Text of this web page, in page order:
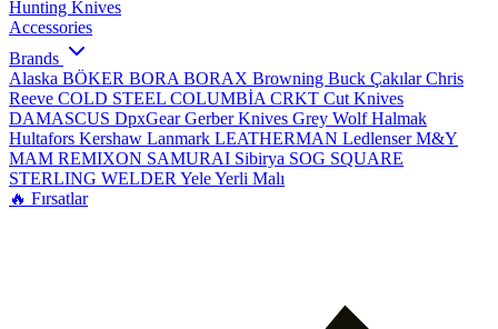
Hunting Knives
Accessories
Brands
Alaska BÖKER BORA BORAX Browning Buck ÇakılarChris
Reeve COLD STEEL COLUMBİA CRKT Cut Knives
DAMASCUS DpxGearGerber Knives Grey WolfHalmak
Hultafors Kershaw Lanmark LEATHERMAN LedlenserM&Y
MAM REMIXON SAMURAI Sibirya SOG SQUARE
STERLING WELDER YeleYerli Malı
🔥 Fırsatlar